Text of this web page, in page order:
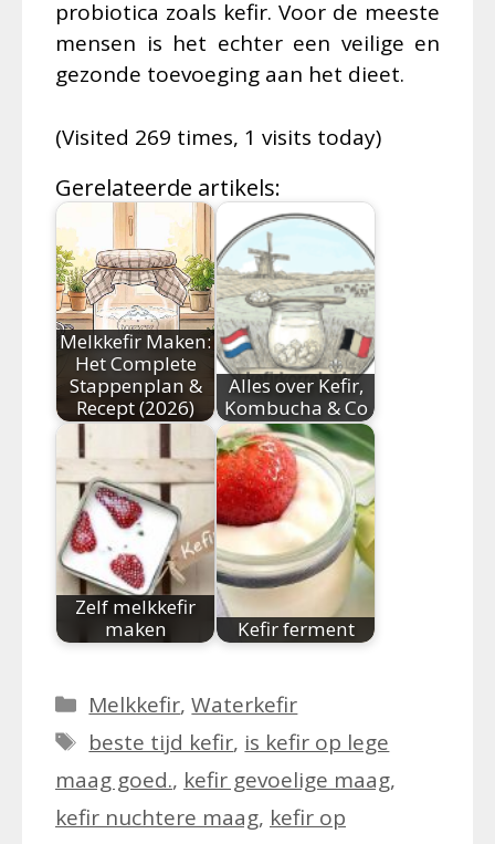
probiotica zoals kefir. Voor de meeste
mensen is het echter een veilige en
gezonde toevoeging aan het dieet.
(Visited 269 times, 1 visits today)
Gerelateerde artikels:
Melkkefir Maken:
Het Complete
Stappenplan &
Recept (2026)
Alles over Kefir,
Kombucha & Co
Zelf melkkefir
maken
Kefir ferment
Categorieën
Melkkefir,Waterkefir
Tags
beste tijd kefir, is kefir op lege
maag goed., kefir gevoelige maag,
kefir nuchtere maag, kefir op